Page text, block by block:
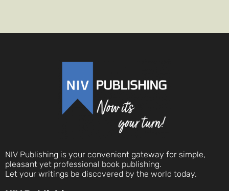
NIV Publishing is your convenient gateway for simple,
pleasant yet professional book publishing.
Let your writings be discovered by the world today.